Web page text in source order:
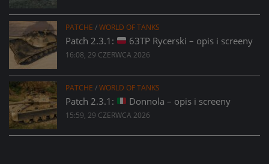
PATCHE /WORLD OF TANKS
Patch 2.3.1: 63TP Rycerski – opis i screeny
16:08, 29 CZERWCA 2026
PATCHE /WORLD OF TANKS
Patch 2.3.1: Donnola – opis i screeny
15:59, 29 CZERWCA 2026